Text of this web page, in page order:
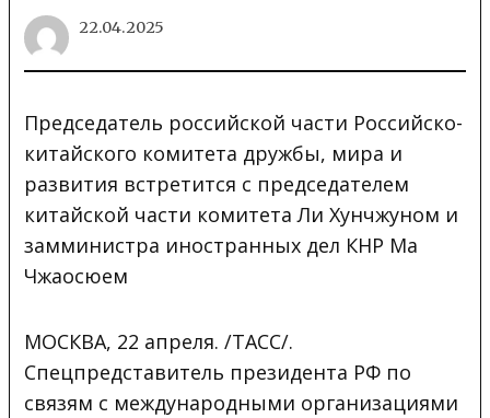
22.04.2025
Председатель российской части Российско-
китайского комитета дружбы, мира и
развития встретится с председателем
китайской части комитета Ли Хунчжуном и
замминистра иностранных дел КНР Ма
Чжаосюем
МОСКВА, 22 апреля. /ТАСС/.
Спецпредставитель президента РФ по
связям с международными организациями